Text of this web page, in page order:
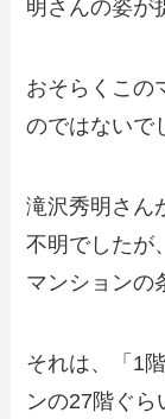
明さんの姿が
おそらくこの
のではないで
滝沢秀明さん
不明でしたが
マンションの
それは、「1
ンの27階ぐ